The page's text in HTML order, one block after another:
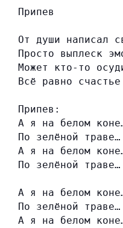
Припев
От души написал
Просто выплеск
Может кто-то
Всё равно
Припев:
А я на белом
По зелёной
А я на белом
По зелёной
А я на белом
По зелёной
А я на белом